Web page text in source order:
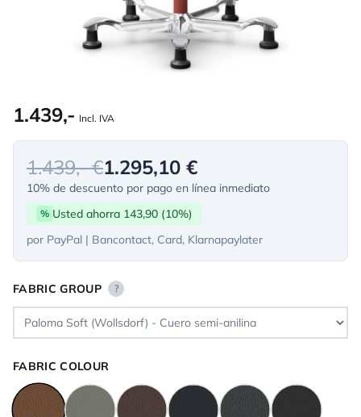
1.439,- Incl. IVA
1.439,- €1.295,10 €
10% de descuento por pago en línea inmediato
% Usted ahorra 143,90 (10%)
por PayPal | Bancontact, Card, Klarnapaylater
FABRIC GROUP ?
FABRIC COLOUR